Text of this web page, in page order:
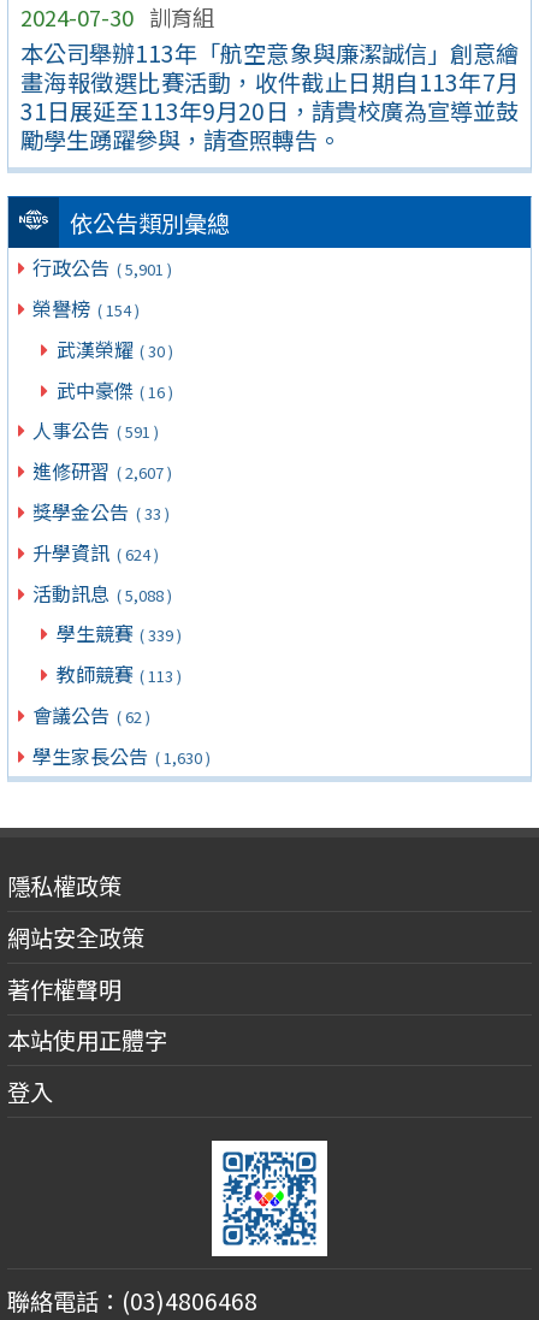
2024-07-30 訓育組
本公司舉辦113年「航空意象與廉潔誠信」創意繪
畫海報徵選比賽活動，收件截止日期自113年7月
31日展延至113年9月20日，請貴校廣為宣導並鼓
勵學生踴躍參與，請查照轉告。
依公告類別彙總
行政公告 ( 5,901 )
榮譽榜 ( 154 )
武漢榮耀 ( 30 )
武中豪傑 ( 16 )
人事公告 ( 591 )
進修研習 ( 2,607 )
獎學金公告 ( 33 )
升學資訊 ( 624 )
活動訊息 ( 5,088 )
學生競賽 ( 339 )
教師競賽 ( 113 )
會議公告 ( 62 )
學生家長公告 ( 1,630 )
隱私權政策
網站安全政策
著作權聲明
本站使用正體字
登入
聯絡電話：(03)4806468